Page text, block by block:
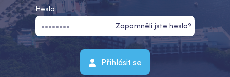
Heslo
Zapomněli jste heslo?
Přihlásit se